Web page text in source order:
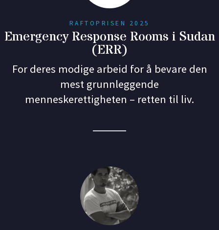
RAFTOPRISEN 2025
Emergency Response Rooms i Sudan
(ERR)
For deres modige arbeid for å bevare den
mest grunnleggende
menneskerettigheten – retten til liv.